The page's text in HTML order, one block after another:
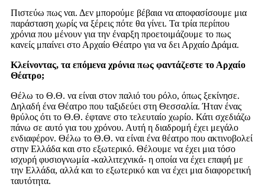
Πιστεύω πως ναι. Δεν μπορούμε βέβαια να αποφασίσουμε μια
παράσταση χωρίς να ξέρεις πότε θα γίνει. Τα τρία περίπου
χρόνια που μένουν για την έναρξη προετοιμάζουμε το πως
κανείς μπαίνει στο Αρχαίο Θέατρο για να δει Αρχαίο Δράμα.
Κλείνοντας, τα επόμενα χρόνια πως φαντάζεστε το Αρχαίο
Θέατρο;
Θέλω το Θ.Θ. να είναι στον παλιό του ρόλο, όπως ξεκίνησε.
Δηλαδή ένα Θέατρο που ταξιδεύει στη Θεσσαλία. Ήταν ένας
θρύλος ότι το Θ.Θ. έφτανε στο τελευταίο χωρίο. Κάτι σχεδιάζω
πάνω σε αυτό για του χρόνου. Αυτή η διαδρομή έχει μεγάλο
ενδιαφέρον. Θέλω το Θ.Θ. να είναι ένα θέατρο που ακτινοβολεί
στην Ελλάδα και στο εξωτερικό. Θέλουμε να έχει μια τόσο
ισχυρή φυσιογνωμία -καλλιτεχνικά- η οποία να έχει επαφή με
την Ελλάδα, αλλά και το εξωτερικό και να έχει μια διαφορετική
ταυτότητα.